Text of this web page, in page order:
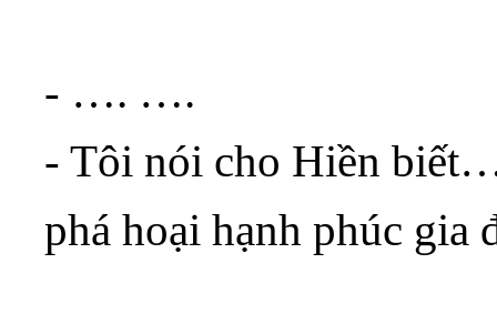
- …. ….
- Tôi nói cho Hiền
phá hoại hạnh phúc